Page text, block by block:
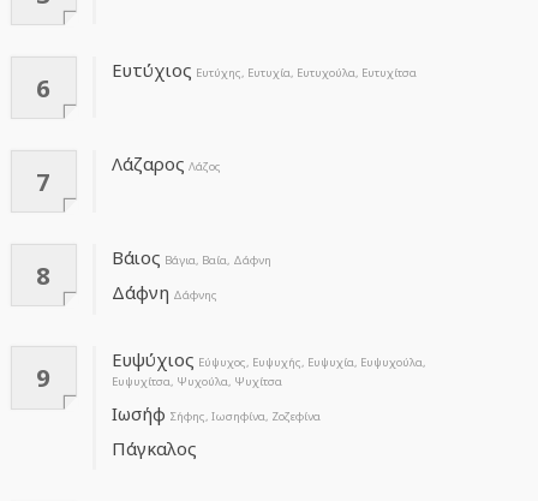
6
Ευτύχιος Ευτύχης, Ευτυχία, Ευτυχούλα, Ευτυχίτσα
7
Λάζαρος Λάζος
8
Βάιος Βάγια, Βαία, Δάφνη
Δάφνη Δάφνης
9
Ευψύχιος Εύψυχος, Ευψυχής, Ευψυχία, Ευψυχούλα,
Ευψυχίτσα, Ψυχούλα, Ψυχίτσα
Ιωσήφ Σήφης, Ιωσηφίνα, Ζοζεφίνα
Πάγκαλος